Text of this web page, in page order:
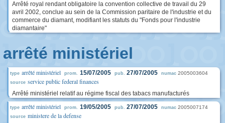
Arrêté royal rendant obligatoire la convention collective de travail du 29
avril 2002, conclue au sein de la Commission paritaire de l'industrie et du
commerce du diamant, modifiant les statuts du "Fonds pour l'industrie
diamantaire"
arrêté ministériel
type arrêté ministériel prom. 15/07/2005 pub. 27/07/2005 numac 2005003604
source service public federal finances
Arrêté ministériel relatif au régime fiscal des tabacs manufacturés
type arrêté ministériel prom. 19/05/2005 pub. 27/07/2005 numac 2005007174
source ministere de la defense